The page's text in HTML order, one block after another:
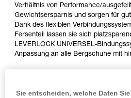
Verhältnis von Performance/
Gewichtsersparnis und sorgen für
Dank des flexiblen
Fersenteil lassen sie sich
LEVERLOCK UNIVERSEL-
Anpassung an alle Bergschuhe mit
ALPEN ADAPT
Sie entscheiden, welche Daten